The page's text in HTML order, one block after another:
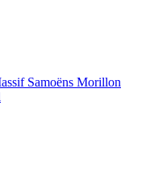
Samoëns Morillon